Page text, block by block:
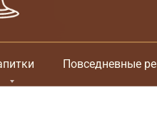
Повседневные